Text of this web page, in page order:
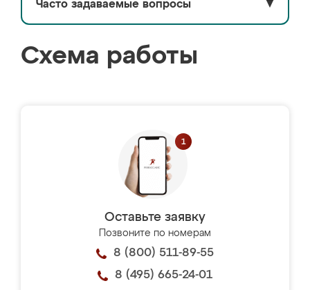
Часто задаваемые вопросы ▼
Схема работы
Оставьте заявку
Позвоните по номерам
8 (800) 511-89-55
8 (495) 665-24-01